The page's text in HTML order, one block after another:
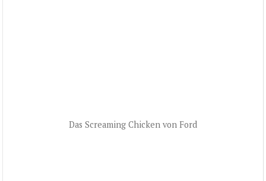
Das Screaming Chicken von Ford